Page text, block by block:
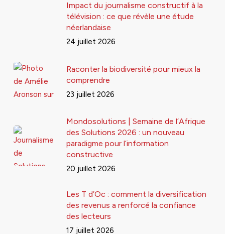
Impact du journalisme constructif à la
télévision : ce que révèle une étude
néerlandaise
24 juillet 2026
Raconter la biodiversité pour mieux la
comprendre
23 juillet 2026
Mondosolutions | Semaine de l’Afrique
des Solutions 2026 : un nouveau
paradigme pour l’information
constructive
20 juillet 2026
Les T d’Oc : comment la diversification
des revenus a renforcé la confiance
des lecteurs
17 juillet 2026